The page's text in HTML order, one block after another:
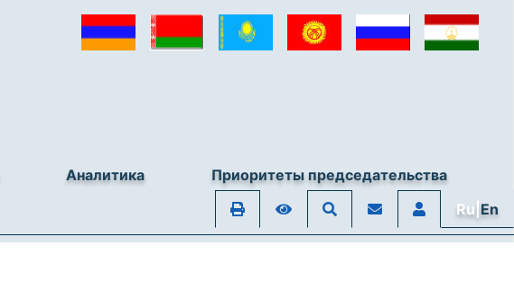
Аналитика
Приоритеты председательства
Ru|En